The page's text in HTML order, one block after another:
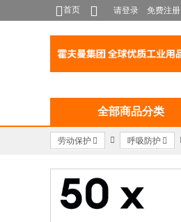
首页 请登录 免费注册
全部商品分类
劳动保护 呼吸防护